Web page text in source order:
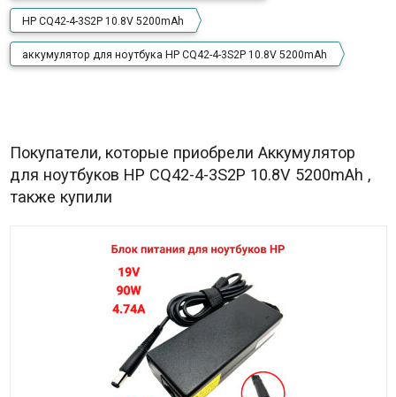
HP CQ42-4-3S2P 10.8V 5200mAh
аккумулятор для ноутбука HP CQ42-4-3S2P 10.8V 5200mAh
Покупатели, которые приобрели Аккумулятор
для ноутбуков HP CQ42-4-3S2P 10.8V 5200mAh ,
также купили